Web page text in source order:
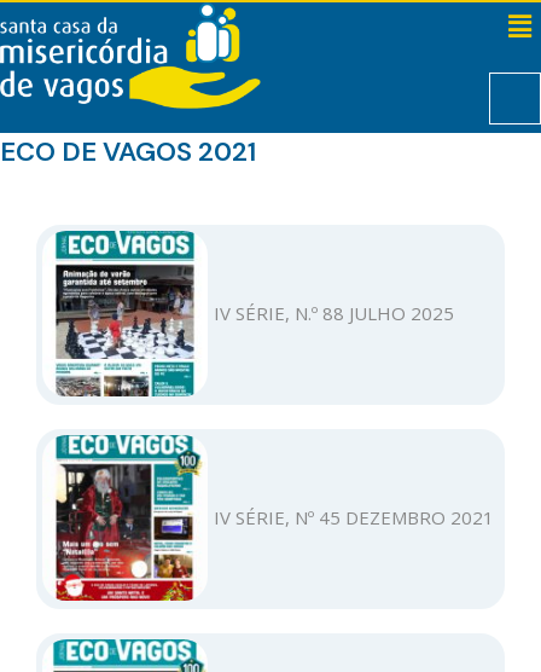
ECO DE VAGOS 2021
IV SÉRIE, N.º 88 JULHO 2025
IV SÉRIE, Nº 45 DEZEMBRO 2021